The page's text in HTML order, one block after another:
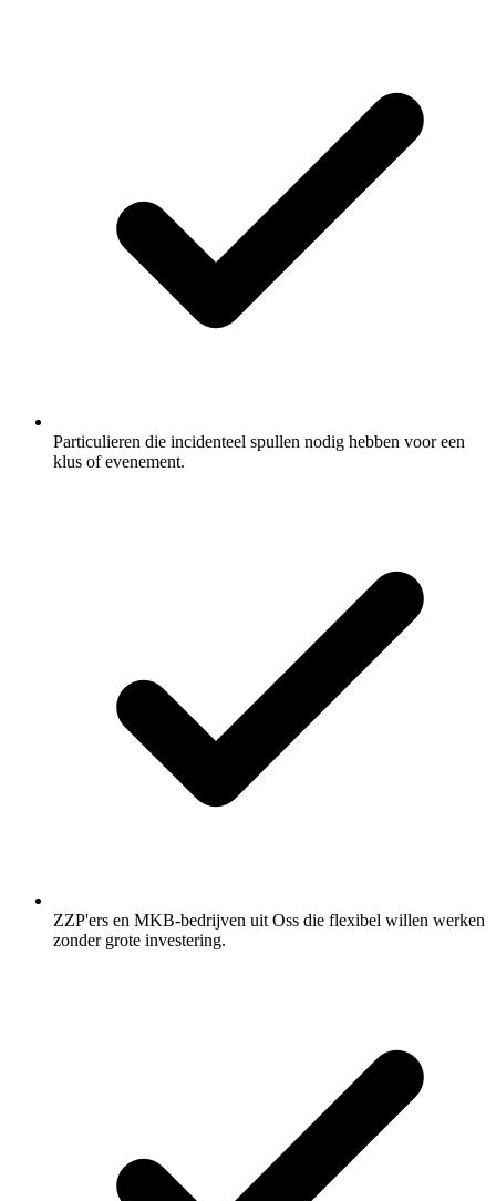
Particulieren die incidenteel spullen nodig hebben voor een
klus of evenement.
ZZP'ers en MKB-bedrijven uit Oss die flexibel willen werken
zonder grote investering.